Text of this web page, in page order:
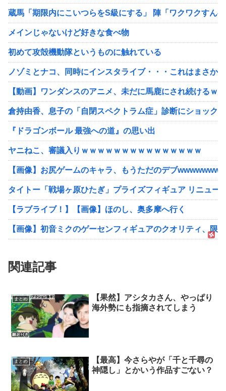
蔵馬「期限内にこいつらをS級にする」 陣「ワクワクすん
メインじゃないけど好きな食べ物
初めて攻殻機動隊というものに触れている
ノゾミとナコ、同時にインスタライブ・・・これはまさか
【動画】ワンダンスのアニメ、未だに馬鹿にされ続けるｗ
倉持由香、息子の「自閉スペクトラム症」診断にショック
『ドラゴンボール 最強への道』の思い出
ヤニねこ、審議入りｗｗｗｗｗｗｗｗｗｗｗｗｗｗｗ
【画像】お尻ゲームのキャラ、もうただのデブ
タイトー「戦場ヶ原ひたぎ」プライズフィギュア リニュー
【ラブライブ！】【画像】ほのし、奥多摩へ行く
【画像】初音ミクのゲーセンフィギュアのクオリティ、限
関連記事
まとめ
【果然】アシタカさん、やっぱり
海外勢にも指摘されてしまう
まとめ
【最高】今さらやが「千と千尋の
神隠し」とかいう作品すごない？